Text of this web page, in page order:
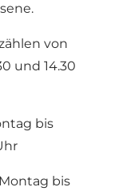
von
und 14.30
bis
bis